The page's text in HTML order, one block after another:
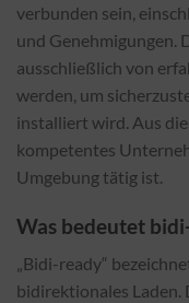
verbunden sein,
und Genehmigungen.
ausschließlich von
werden, um
installiert wird. Aus
kompetentes
Umgebung tätig ist.
Was bedeutet
„Bidi-ready“
bidirektionales